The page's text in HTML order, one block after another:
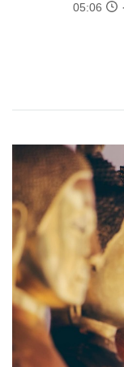
05:06